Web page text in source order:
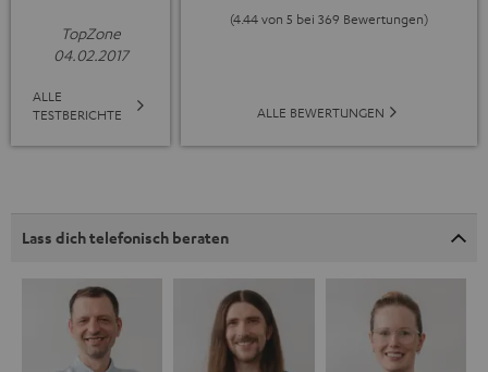
TopZone
04.02.2017
ALLE
TESTBERICHTE
(4.44 von 5 bei 369 Bewertungen)
ALLE BEWERTUNGEN
Lass dich telefonisch beraten